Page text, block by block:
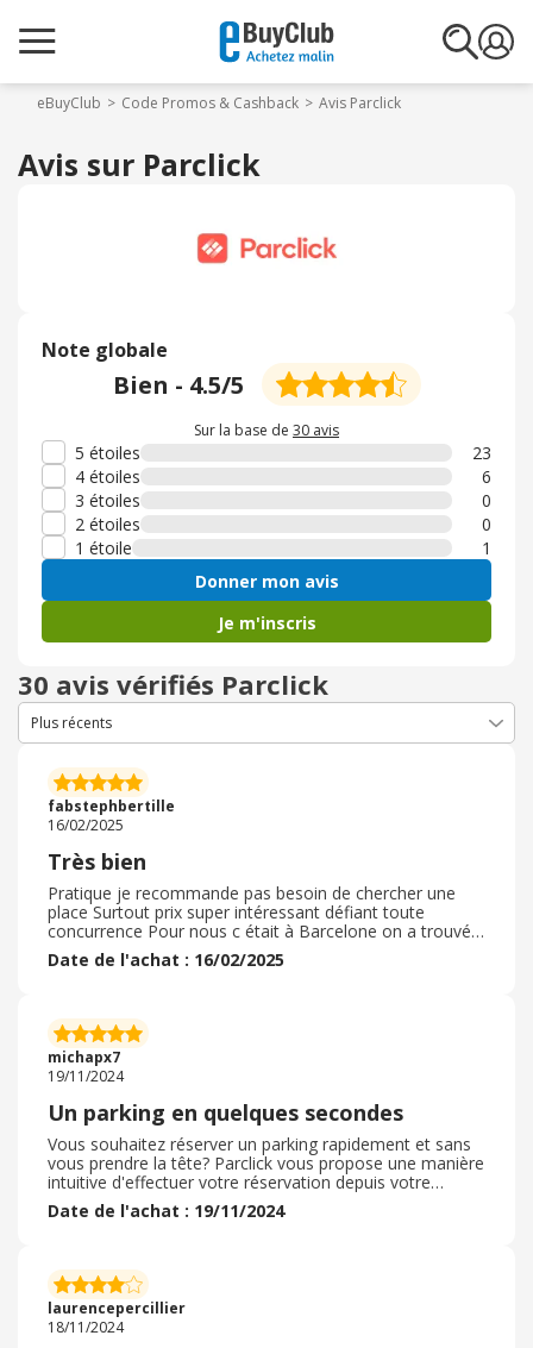
eBuyClub Code Promos & Cashback Avis Parclick
Avis sur Parclick
Note globale
Bien - 4.5/5
Sur la base de 30 avis
5 étoiles
23
4 étoiles
6
3 étoiles
0
2 étoiles
0
1 étoile
1
Donner mon avis
Je m'inscris
30 avis vérifiés Parclick
fabstephbertille
16/02/2025
Très bien
Pratique je recommande pas besoin de chercher une
place Surtout prix super intéressant défiant toute
concurrence Pour nous c était à Barcelone on a trouvé
une place dans un des parkings on a du marcher mais
tout en découvrant la ville N hésitez pas réservation via
l'abri et en sécurité pour tout le monde Toujours quelqu
un a l accueil quelque soit l heure du jour et de la nuit ou
de la journée
Date de l'achat : 16/02/2025
michapx7
19/11/2024
Un parking en quelques secondes
Vous souhaitez réserver un parking rapidement et sans
vous prendre la tête? Parclick vous propose une manière
intuitive d'effectuer votre réservation depuis votre
mobile. il est possible de réserver directement de votre
domicile sans être sur place. Ce système est disponible
problème lors de notre réservation et tout se fait très
rapidement. La place était bien réservée lors de notre
arrivée et le prix est vraiment très correct.
Date de l'achat : 19/11/2024
laurencepercillier
18/11/2024